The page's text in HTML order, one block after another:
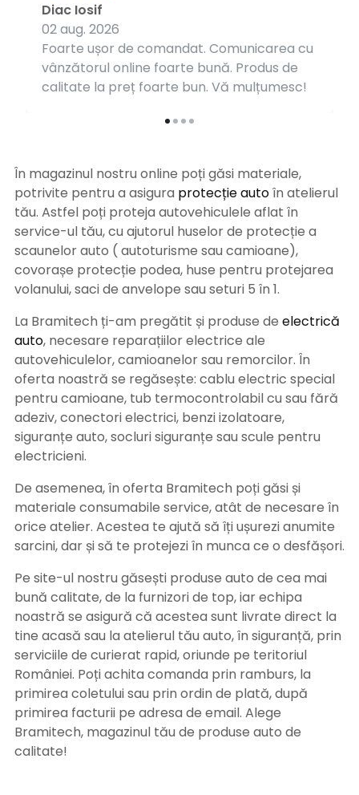
Foarte ușor de comandat. Comunicarea cu
vânzătorul online foarte bună. Produs de
calitate la preț foarte bun. Vă mulțumesc!
Diac Iosif
02 aug. 2026
În magazinul nostru online poți găsi materiale,
potrivite pentru a asigura protecție autoîn atelierul
tău. Astfel poți proteja autovehiculele aflat în
service-ul tău, cu ajutorul huselor de protecție a
scaunelor auto ( autoturisme sau camioane),
covorașe protecție podea, huse pentru protejarea
volanului, saci de anvelope sau seturi 5 în 1.
La Bramitech ți-am pregătit și produse de electrică
auto, necesare reparațiilor electrice ale
autovehiculelor, camioanelor sau remorcilor. În
oferta noastră se regăsește: cablu electric special
pentru camioane, tub termocontrolabil cu sau fără
adeziv, conectori electrici, benzi izolatoare,
siguranțe auto, socluri siguranțe sau scule pentru
electricieni.
De asemenea, în oferta Bramitech poți găsi și
materiale consumabile service, atât de necesare în
orice atelier. Acestea te ajută să îți ușurezi anumite
sarcini, dar și să te protejezi în munca ce o desfășori.
Pe site-ul nostru găsești produse auto de cea mai
bună calitate, de la furnizori de top, iar echipa
noastră se asigură că acestea sunt livrate direct la
tine acasă sau la atelierul tău auto, în siguranță, prin
serviciile de curierat rapid, oriunde pe teritoriul
României. Poți achita comanda prin ramburs, la
primirea coletului sau prin ordin de plată, după
primirea facturii pe adresa de email. Alege
Bramitech, magazinul tău de produse auto de
calitate!